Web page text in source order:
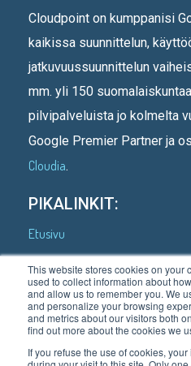
This website stores cookies on your
used to collect information about
and allow us to remember you. We
and personalize your browsing
and metrics about our visitors both
find out more about the cookies we
If you refuse the use of cookies,
Cloudpoint on kumppanisi
kaikissa suunnittelun,
jatkuvuussuunnittelun
mm. yli 150
pilvipalveluista jo kolmelta
Google Premier Partner ja
Cloudia.
PIKALINKIT:
Etusivu
Kenelle teemme
Asiakastarinoita
Mitä teemme